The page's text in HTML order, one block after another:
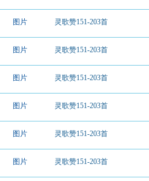
图片 灵歌赞151-203首
图片 灵歌赞151-203首
图片 灵歌赞151-203首
图片 灵歌赞151-203首
图片 灵歌赞151-203首
图片 灵歌赞151-203首